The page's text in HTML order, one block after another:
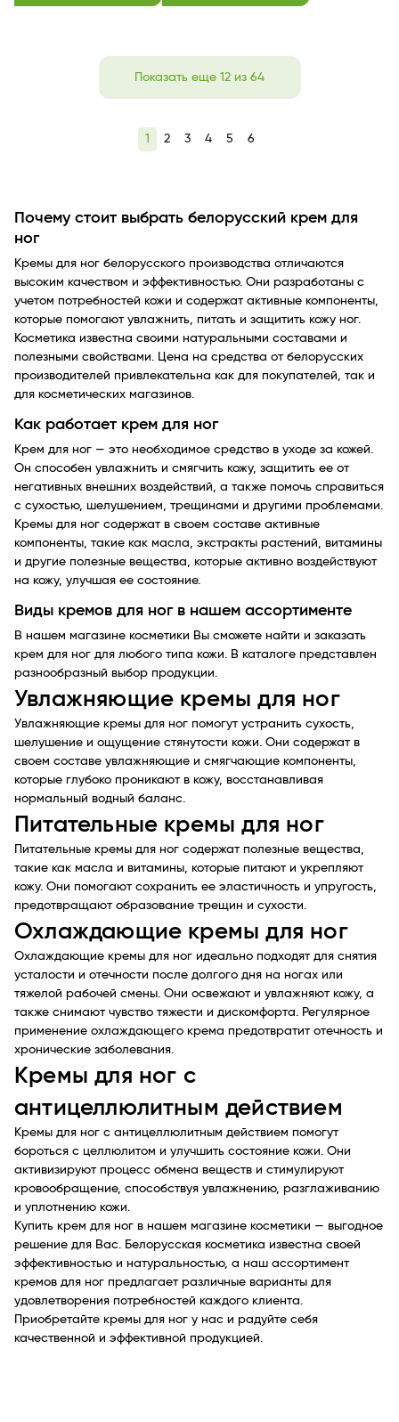
Показать еще 12 из 64
1 2 3 4 5 6
Почему стоит выбрать белорусский крем для
ног
Кремы для ног белорусского производства отличаются
высоким качеством и эффективностью. Они разработаны с
учетом потребностей кожи и содержат активные компоненты,
которые помогают увлажнить, питать и защитить кожу ног.
Косметика известна своими натуральными составами и
полезными свойствами. Цена на средства от белорусских
производителей привлекательна как для покупателей, так и
для косметических магазинов.
Как работает крем для ног
Крем для ног — это необходимое средство в уходе за кожей.
Он способен увлажнить и смягчить кожу, защитить ее от
негативных внешних воздействий, а также помочь справиться
с сухостью, шелушением, трещинами и другими проблемами.
Кремы для ног содержат в своем составе активные
компоненты, такие как масла, экстракты растений, витамины
и другие полезные вещества, которые активно воздействуют
на кожу, улучшая ее состояние.
Виды кремов для ног в нашем ассортименте
В нашем магазине косметики Вы сможете найти и заказать
крем для ног для любого типа кожи. В каталоге представлен
разнообразный выбор продукции.
Увлажняющие кремы для ног
Увлажняющие кремы для ног помогут устранить сухость,
шелушение и ощущение стянутости кожи. Они содержат в
своем составе увлажняющие и смягчающие компоненты,
которые глубоко проникают в кожу, восстанавливая
нормальный водный баланс.
Питательные кремы для ног
Питательные кремы для ног содержат полезные вещества,
такие как масла и витамины, которые питают и укрепляют
кожу. Они помогают сохранить ее эластичность и упругость,
предотвращают образование трещин и сухости.
Охлаждающие кремы для ног
Охлаждающие кремы для ног идеально подходят для снятия
усталости и отечности после долгого дня на ногах или
тяжелой рабочей смены. Они освежают и увлажняют кожу, а
также снимают чувство тяжести и дискомфорта. Регулярное
применение охлаждающего крема предотвратит отечность и
хронические заболевания.
Кремы для ног с
антицеллюлитным действием
Кремы для ног с антицеллюлитным действием помогут
бороться с целлюлитом и улучшить состояние кожи. Они
активизируют процесс обмена веществ и стимулируют
кровообращение, способствуя увлажнению, разглаживанию
и уплотнению кожи.
Купить крем для ног в нашем магазине косметики — выгодное
решение для Вас. Белорусская косметика известна своей
эффективностью и натуральностью, а наш ассортимент
кремов для ног предлагает различные варианты для
удовлетворения потребностей каждого клиента.
Приобретайте кремы для ног у нас и радуйте себя
качественной и эффективной продукцией.